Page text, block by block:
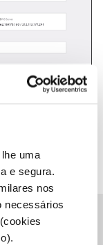
uma
e segura.
nos
necessários